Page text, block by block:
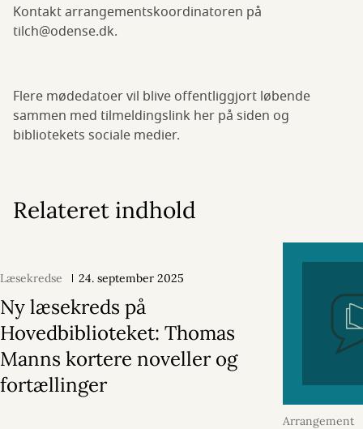
Kontakt arrangementskoordinatoren på
tilch@odense.dk.
Flere mødedatoer vil blive offentliggjort løbende
sammen med tilmeldingslink her på siden og
bibliotekets sociale medier.
Relateret indhold
Læsekredse 24. september 2025
Ny læsekreds på
Hovedbiblioteket: Thomas
Manns kortere noveller og
fortællinger
Arrangement